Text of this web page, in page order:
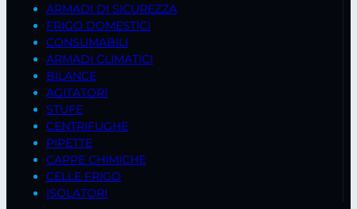
ARMADI DI SICUREZZA
FRIGO DOMESTICI
CONSUMABILI
ARMADI CLIMATICI
BILANCE
AGITATORI
STUFE
CENTRIFUGHE
PIPETTE
CAPPE CHIMICHE
CELLE FRIGO
ISOLATORI